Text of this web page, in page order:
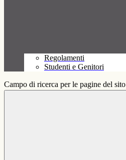
Regolamenti
Studenti e Genitori
Campo di ricerca per le pagine del sito